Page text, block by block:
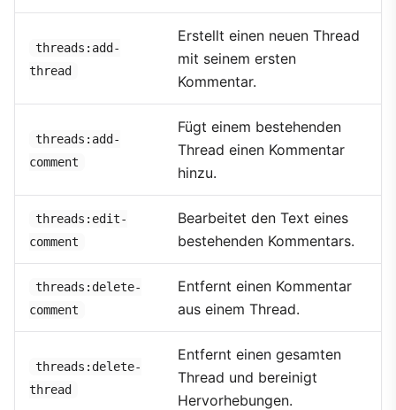
threads:add-
thread
Erstellt einen neuen Thread
mit seinem ersten
Kommentar.
threads:add-
comment
Fügt einem bestehenden
Thread einen Kommentar
hinzu.
threads:edit-
comment
Bearbeitet den Text eines
bestehenden Kommentars.
threads:delete-
comment
Entfernt einen Kommentar
aus einem Thread.
threads:delete-
thread
Entfernt einen gesamten
Thread und bereinigt
Hervorhebungen.